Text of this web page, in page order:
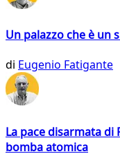
Un palazzo che è un
di Eugenio Fatigante
La pace disarmata di
bomba atomica